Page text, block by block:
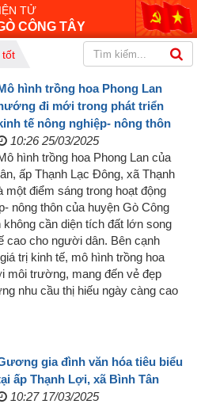
TỬ
CÔNG TÂY
tốt
hình trồng hoa Phong Lan
đi mới trong phát triển
tế nông nghiệp- nông thôn
10:26 25/03/2025
hình trồng hoa Phong Lan của
ấp Thạnh Lạc Đông, xã Thạnh
điểm sáng trong hoạt động
nông thôn của huyện Gò Công
cần diện tích đất lớn song
cao cho người dân. Bên cạnh
trị kinh tế, mô hình trồng hoa
môi trường, mang đến vẻ đẹp
nhu cầu thị hiếu ngày càng cao
gia đình văn hóa tiêu biểu
ấp Thạnh Lợi, xã Bình Tân
10:27 17/03/2025